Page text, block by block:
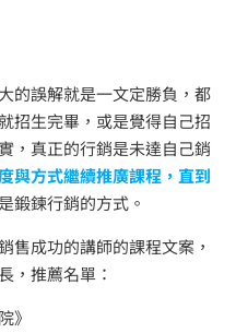
的誤解就是一文定勝負，都
招生完畢，或是覺得自己招
，真正的行銷是未達自己銷
與方式繼續推廣課程，直到
鍛鍊行銷的方式。
售成功的講師的課程文案，
，推薦名單：
》